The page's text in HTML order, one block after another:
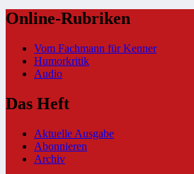
Online-Rubriken
Vom Fachmann für Kenner
Humorkritik
Audio
Das Heft
Aktuelle Ausgabe
Abonnieren
Archiv